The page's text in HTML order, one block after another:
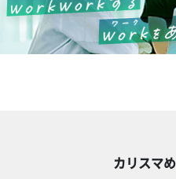
カリスマ